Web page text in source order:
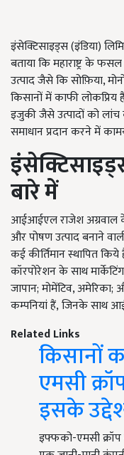
इंसेक्टिसाइड्स (इंडिया)
बताया कि महाराष्ट्र के
उत्पाद जैसे कि सोफ़िया,
किसानों में काफी लोकप्रिय
इजुकी जैसे उत्पादों को
समाधान प्रदान करने में
बारे में
आईआईएल राजेश अग्रवाल के
और पोषण उत्पाद बनाने
कई कीर्तिमान स्थापित
कॉरपोरेशन के साथ
जापान; मोमेंटिव,
कम्पनियां हैं, जिनके साथ
Related Links
किसानों
एमसी
इसके
इफ्फको-एमसी क्रॉप